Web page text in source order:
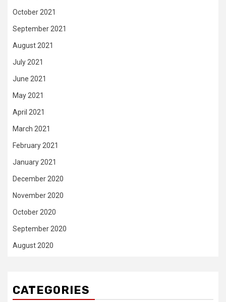
October 2021
September 2021
August 2021
July 2021
June 2021
May 2021
April 2021
March 2021
February 2021
January 2021
December 2020
November 2020
October 2020
September 2020
August 2020
CATEGORIES